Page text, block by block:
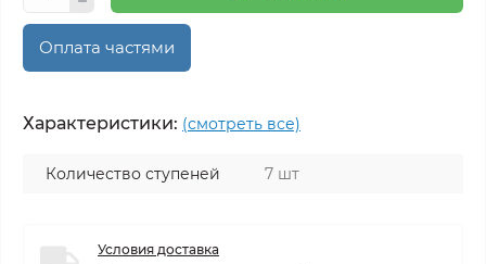
Оплата частями
Характеристики: (смотреть все)
Количество ступеней 7 шт
Условия доставка